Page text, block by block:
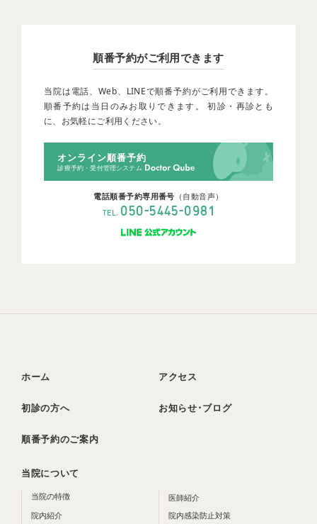
順番予約がご利用できます
当院は電話、Web、LINEで順番予約がご利用できます。
順番予約は当日のみお取りできます。 初診・再診とも
に、お気軽にご利用ください。
オンライン順番予約
診療予約・受付管理システム
電話順番予約専用番号 （自動音声）
TEL. 050-5445-0981
ホーム アクセス
初診の方へ お知らせ･ブログ
順番予約のご案内
当院について
当院の特徴
医師紹介
院内紹介
院内感染防止対策